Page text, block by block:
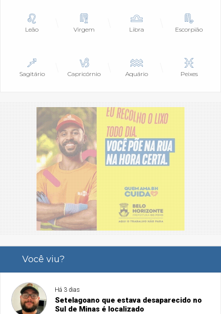
Leão Virgem Libra Escorpião
Sagitário Capricórnio Aquário Peixes
Você viu?
Há 3 dias
Setelagoano que estava desaparecido no
Sul de Minas é localizado